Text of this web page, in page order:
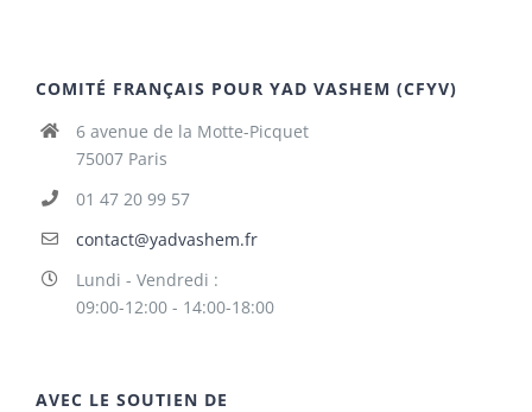
COMITÉ FRANÇAIS POUR YAD VASHEM (CFYV)
6 avenue de la Motte-Picquet
75007 Paris
01 47 20 99 57
contact@yadvashem.fr
Lundi - Vendredi :
09:00-12:00 - 14:00-18:00
AVEC LE SOUTIEN DE